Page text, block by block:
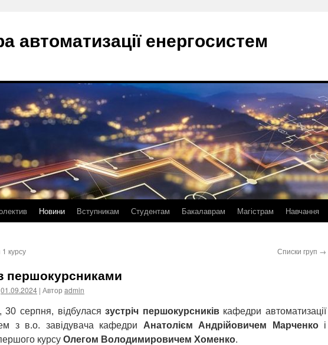
автоматизації енергосистем
Новини Вступникам Студентам Бакалаврам Магістрам Навчання
1 курсу Списки груп →
першокурсниками
01.09.2024 | Автор admin
30 серпня, відбуласязустріч першокурсниківкафедри автоматизації
з в.о. завідувача кафедри Анатолієм Андрійовичем Марченкоі
курсу Олегом Володимировичем Хоменко.